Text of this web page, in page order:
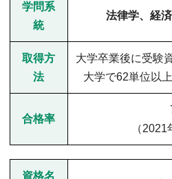
学問系
統
法律学、経
取得方
法
大学卒業後に受験
大学で62単位以
合格率
（2021
資格名